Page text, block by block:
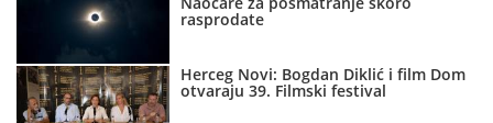
rasprodate
Herceg Novi: Bogdan Diklić i film Dom
otvaraju 39. Filmski festival